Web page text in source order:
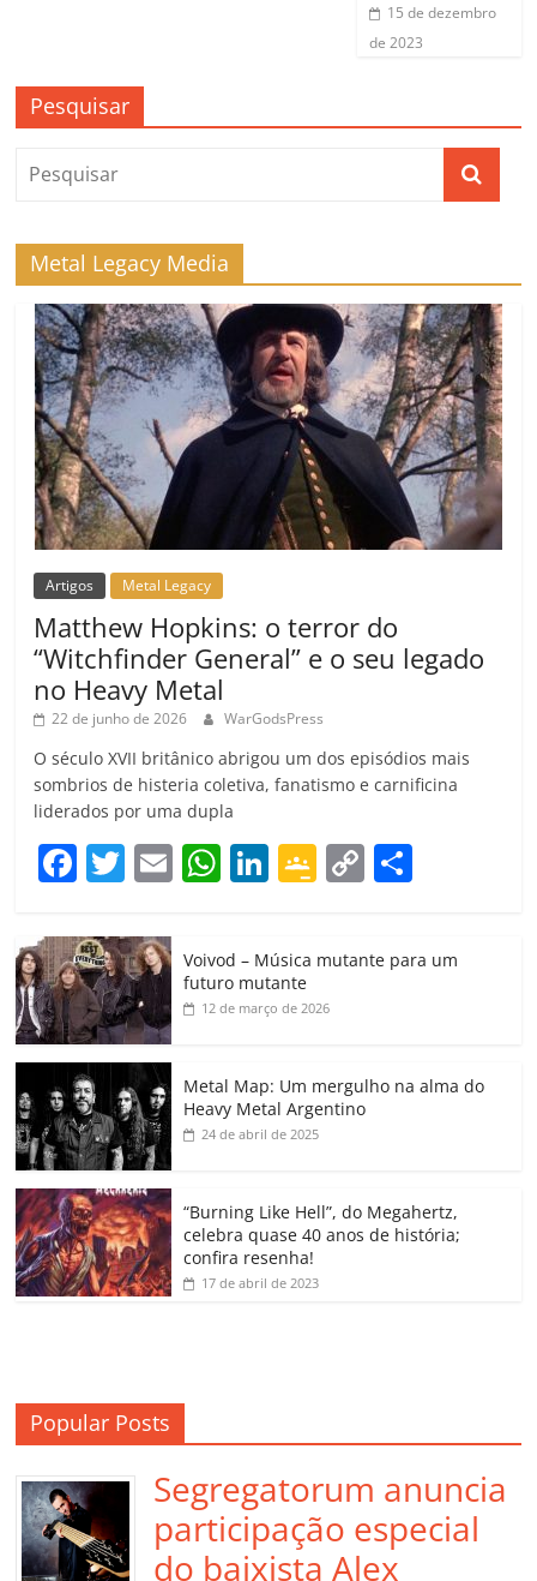
15 de dezembro
de 2023
Pesquisar
Metal Legacy Media
Artigos Metal Legacy
Matthew Hopkins: o terror do
“Witchfinder General” e o seu legado
no Heavy Metal
22 de junho de 2026 WarGodsPress
O século XVII britânico abrigou um dos episódios mais
sombrios de histeria coletiva, fanatismo e carnificina
liderados por uma dupla
F
c
e
b
o
o
k
T
itt
er
E
ai
W
at
s
A
p
Li
k
e
dI
G
gl
e
a
ss
o
m
C
y
k
p
h
Voivod – Música mutante para um
futuro mutante
12 de março de 2026
Metal Map: Um mergulho na alma do
Heavy Metal Argentino
24 de abril de 2025
“Burning Like Hell”, do Megahertz,
celebra quase 40 anos de história;
confira resenha!
17 de abril de 2023
Popular Posts
Segregatorum anuncia
participação especial
do baixista Alex